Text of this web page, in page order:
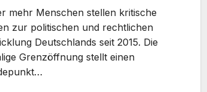
mehr Menschen stellen kritische
zur politischen und rechtlichen
Deutschlands seit 2015. Die
Grenzöffnung stellt einen